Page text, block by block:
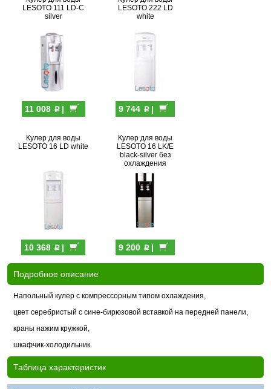
LESOTO 111 LD-C
silver
11 008 p|
LESOTO 222 LD
white
9 744 p|
Кулер для воды
LESOTO 16 LD white
10 368 p|
Кулер для воды
LESOTO 16 LK/E
black-silver без
охлаждения
9 200 p|
Подробное описание
Напольный кулер с компрессорным типом охлаждения,
цвет серебристый с сине-бирюзовой вставкой на передней панели,
краны нажим кружкой,
шкафчик-холодильник.
Таблица характеристик